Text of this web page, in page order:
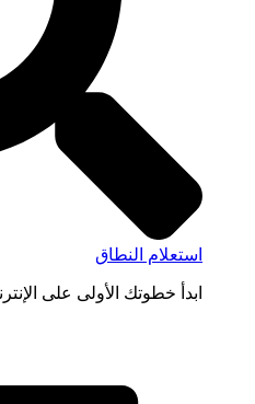
استعلام النطاق
ابدأ خطوتك الأولى على